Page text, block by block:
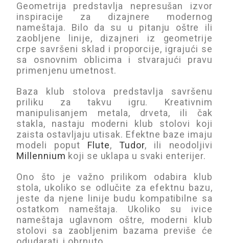
Geometrija predstavlja nepresušan izvor
inspiracije za dizajnere modernog
nameštaja. Bilo da su u pitanju oštre ili
zaobljene linije, dizajneri iz geometrije
crpe savršeni sklad i proporcije, igrajući se
sa osnovnim oblicima i stvarajući pravu
primenjenu umetnost.
Baza klub stolova predstavlja savršenu
priliku za takvu igru. Kreativnim
manipulisanjem metala, drveta, ili čak
stakla, nastaju moderni klub stolovi koji
zaista ostavljaju utisak. Efektne baze imaju
modeli poput Flute, Tudor, ili neodoljivi
Millennium koji se uklapa u svaki enterijer.
Ono što je važno prilikom odabira klub
stola, ukoliko se odlučite za efektnu bazu,
jeste da njene linije budu kompatibilne sa
ostatkom nameštaja. Ukoliko su ivice
nameštaja uglavnom oštre, moderni klub
stolovi sa zaobljenim bazama previše će